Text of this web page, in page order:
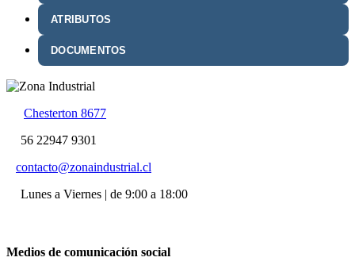
ATRIBUTOS
DOCUMENTOS
Chesterton 8677
56 22947 9301
contacto@zonaindustrial.cl
Lunes a Viernes | de 9:00 a 18:00
Medios de comunicación social